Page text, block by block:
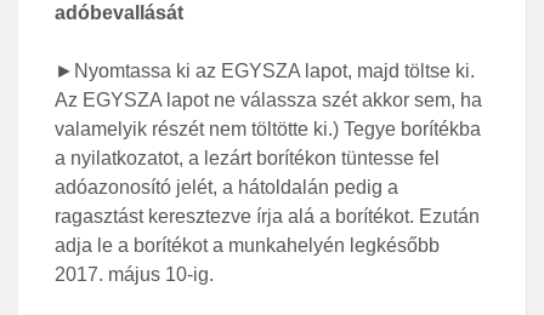
adóbevallását
►Nyomtassa ki az EGYSZA lapot, majd töltse ki.
Az EGYSZA lapot ne válassza szét akkor sem, ha
valamelyik részét nem töltötte ki.) Tegye borítékba
a nyilatkozatot, a lezárt borítékon tüntesse fel
adóazonosító jelét, a hátoldalán pedig a
ragasztást keresztezve írja alá a borítékot. Ezután
adja le a borítékot a munkahelyén legkésőbb
2017. május 10-ig.